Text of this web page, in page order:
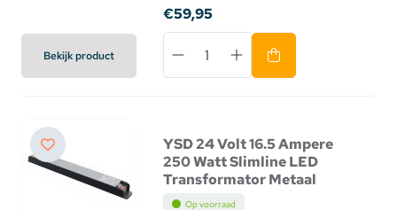
Bekijk product
€59,95
YSD 24 Volt 16.5 Ampere
250 Watt Slimline LED
Transformator Metaal
Op voorraad